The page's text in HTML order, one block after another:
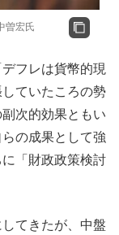
曽宏氏
フレは貨幣的現
ていたころの勢
次的効果ともい
の成果として強
「財政政策検討
てきたが、中盤